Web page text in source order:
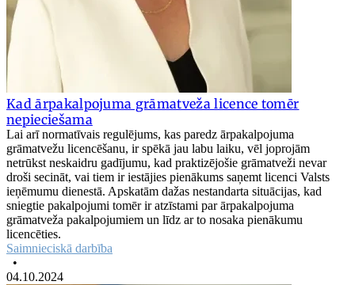
Kad ārpakalpojuma grāmatveža licence tomēr
nepieciešama
Lai arī normatīvais regulējums, kas paredz ārpakalpojuma
grāmatvežu licencēšanu, ir spēkā jau labu laiku, vēl joprojām
netrūkst neskaidru gadījumu, kad praktizējošie grāmatveži nevar
droši secināt, vai tiem ir iestājies pienākums saņemt licenci Valsts
ieņēmumu dienestā. Apskatām dažas nestandarta situācijas, kad
sniegtie pakalpojumi tomēr ir atzīstami par ārpakalpojuma
grāmatveža pakalpojumiem un līdz ar to nosaka pienākumu
licencēties.
Saimnieciskā darbība
•
04.10.2024